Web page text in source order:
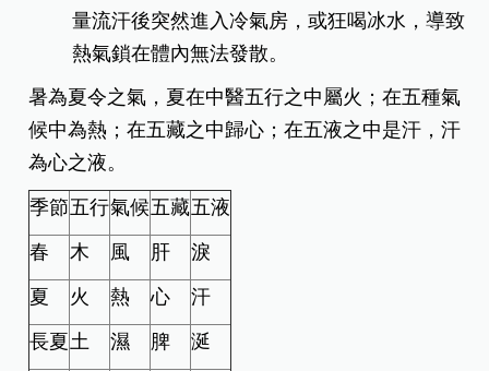
量流汗後突然進入冷氣房，或狂喝冰水，導致
熱氣鎖在體內無法發散。
暑為夏令之氣，夏在中醫五行之中屬火；在五種氣
候中為熱；在五藏之中歸心；在五液之中是汗，汗
為心之液。
季節五行氣候五藏五液
春 木 風 肝 淚
夏 火 熱 心 汗
長夏 土 濕 脾 涎